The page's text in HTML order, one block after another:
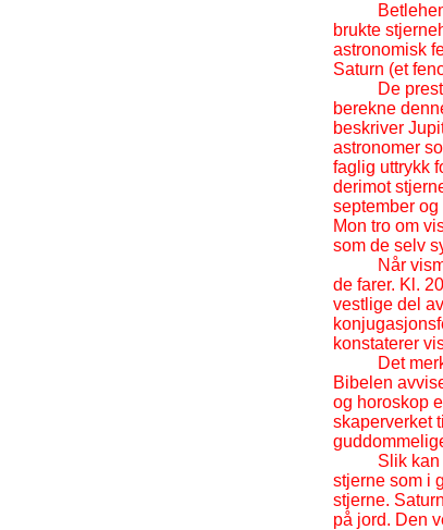
brukte
astronomisk
Saturn (et
De
berekne
beskriver
astronomer
faglig uttrykk
derimot
september og
Mon tro om
som de selv
Når
de farer. Kl.
vestlige del
konstaterer
Det
Bibelen
og horoskop
skaperverket
Slik
stjerne som i
stjerne.
på jord. Den